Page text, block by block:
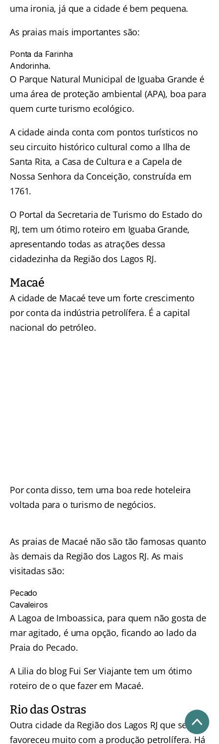
uma ironia, já que a cidade é bem pequena.
As praias mais importantes são:
Ponta da Farinha
Andorinha.
O Parque Natural Municipal de Iguaba Grande é
uma área de proteção ambiental (APA), boa para
quem curte turismo ecológico.
A cidade ainda conta com pontos turísticos no
seu circuito histórico cultural como a Ilha de
Santa Rita, a Casa de Cultura e a Capela de
Nossa Senhora da Conceição, construída em
1761.
O Portal da Secretaria de Turismo do Estado do
RJ, tem um ótimo roteiro em Iguaba Grande,
apresentando todas as atrações dessa
cidadezinha da Região dos Lagos RJ.
Macaé
A cidade de Macaé teve um forte crescimento
por conta da indústria petrolífera. É a capital
nacional do petróleo.
Por conta disso, tem uma boa rede hoteleira
voltada para o turismo de negócios.
As praias de Macaé não são tão famosas quanto
às demais da Região dos Lagos RJ. As mais
visitadas são:
Pecado
Cavaleiros
A Lagoa de Imboassica, para quem não gosta de
mar agitado, é uma opção, ficando ao lado da
Praia do Pecado.
A Lilia do blog Fui Ser Viajante tem um ótimo
roteiro de o que fazer em Macaé.
Rio das Ostras
Outra cidade da Região dos Lagos RJ que se
favoreceu muito com a produção petrolífera. Há